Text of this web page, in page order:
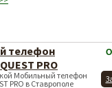
телефон
PRO
Мобильный телефон
PRO в Ставрополе